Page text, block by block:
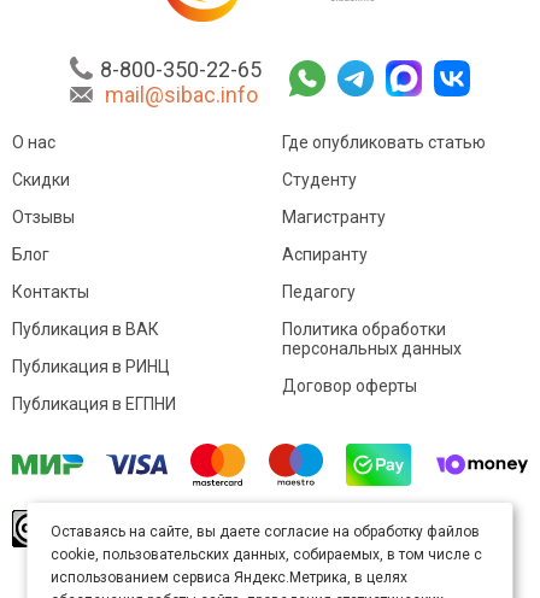
8-800-350-22-65
mail@sibac.info
О нас
Скидки
Отзывы
Блог
Контакты
Где опубликовать статью
Студенту
Магистранту
Аспиранту
Педагогу
Публикация в ВАК
Публикация в РИНЦ
Публикация в ЕГПНИ
Политика обработки
персональных данных
Договор оферты
произведение доступно полицензии Creative
Commons «Attribution» («Атрибуция») 4.0
Непортированная.
Оставаясь на сайте, вы даете согласие на обработку файлов
cookie, пользовательских данных, собираемых, в том числе с
использованием сервиса Яндекс.Метрика, в целях